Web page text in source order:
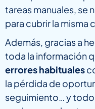
tareas manuales, se
para cubrir la misma
Además, gracias a
toda la información
errores habituales
la pérdida de
seguimiento… y